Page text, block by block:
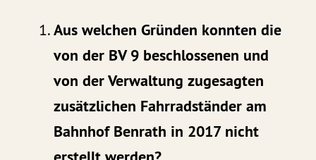
Aus welchen Gründen konnten die
von der BV 9 beschlossenen und
von der Verwaltung zugesagten
zusätzlichen Fahrradständer am
Bahnhof Benrath in 2017 nicht